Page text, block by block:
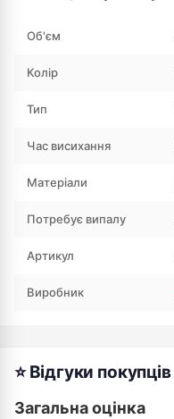
Об'єм
Колір
Тип
Час висихання
Матеріали
Потребує випалу
Артикул
Виробник
⭐ Відгуки покупців
Загальна оцінка